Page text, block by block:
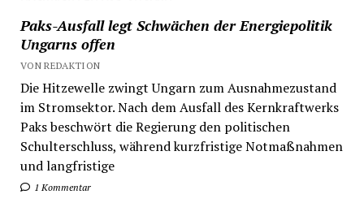
Paks-Ausfall legt Schwächen der Energiepolitik
Ungarns offen
VON REDAKTION
Die Hitzewelle zwingt Ungarn zum Ausnahmezustand
im Stromsektor. Nach dem Ausfall des Kernkraftwerks
Paks beschwört die Regierung den politischen
Schulterschluss, während kurzfristige Notmaßnahmen
und langfristige
1 Kommentar